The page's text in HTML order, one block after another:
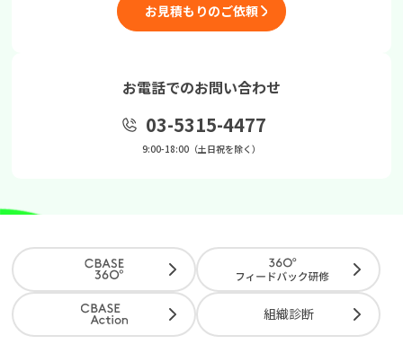
お見積もりのご依頼
お電話でのお問い合わせ
03-5315-4477
9:00-18:00（土日祝を除く）
組織診断